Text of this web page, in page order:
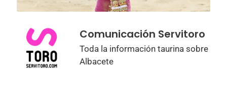
Comunicación Servitoro
Toda la información taurina sobre
Albacete